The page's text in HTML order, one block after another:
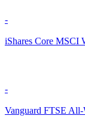
-
iShares Core
-
Vanguard FTSE